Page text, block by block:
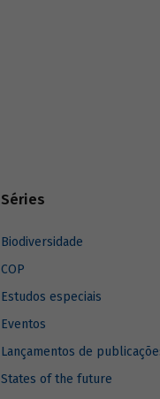
Séries
Biodiversidade
COP
Estudos especiais
Eventos
Lançamentos de
States of the future